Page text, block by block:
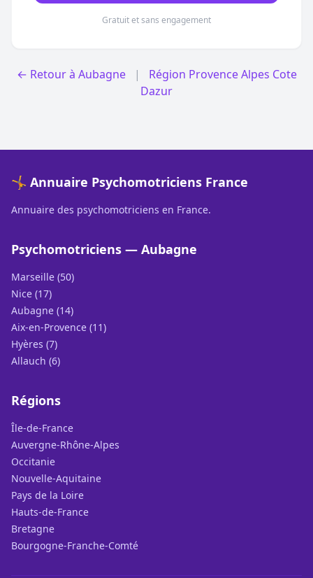
Gratuit et sans engagement
← Retour à Aubagne |
Région Provence Alpes Cote
Dazur
🤸 Annuaire Psychomotriciens France
Annuaire des psychomotriciens en France.
Psychomotriciens — Aubagne
Marseille (50)
Nice (17)
Aubagne (14)
Aix-en-Provence (11)
Hyères (7)
Allauch (6)
Régions
Île-de-France
Auvergne-Rhône-Alpes
Occitanie
Nouvelle-Aquitaine
Pays de la Loire
Hauts-de-France
Bretagne
Bourgogne-Franche-Comté